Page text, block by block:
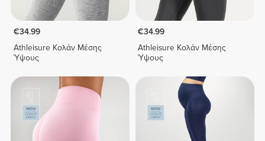
€34.99
Athleisure Κολάν Μέσης
Ύψους
€34.99
Athleisure Κολάν Μέσης
Ύψους